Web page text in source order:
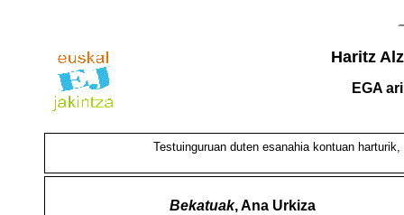
Haritz
EGA
Testuinguruan duten esanahia kontuan
Bekatuak, Ana Urkiza